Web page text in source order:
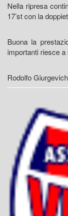
Nella ripresa
17’st con la
Buona la
importanti riesce
Rodolfo